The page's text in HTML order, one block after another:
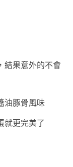
結果意外的不會
油豚骨風味
就更完美了